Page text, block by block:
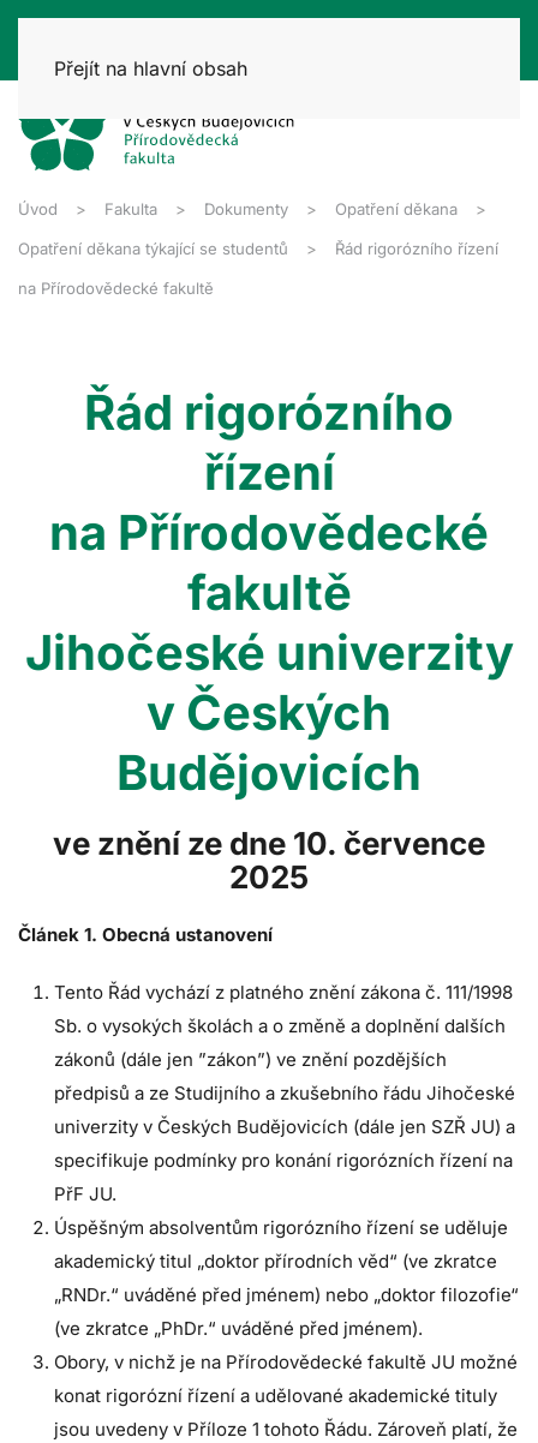
Přejít na hlavní obsah
Úvod Fakulta Dokumenty Opatření děkana
Opatření děkana týkající se studentů Řád rigorózního řízení
na Přírodovědecké fakultě
Řád rigorózního
řízení
na Přírodovědecké
fakultě
Jihočeské univerzity
v Českých
Budějovicích
ve znění ze dne 10. července
2025
Článek 1. Obecná ustanovení
Tento Řád vychází z platného znění zákona č. 111/1998
Sb. o vysokých školách a o změně a doplnění dalších
zákonů (dále jen ”zákon”) ve znění pozdějších
předpisů a ze Studijního a zkušebního řádu Jihočeské
univerzity v Českých Budějovicích (dále jen SZŘ JU) a
specifikuje podmínky pro konání rigorózních řízení na
PřF JU.
Úspěšným absolventům rigorózního řízení se uděluje
akademický titul „doktor přírodních věd“ (ve zkratce
„RNDr.“ uváděné před jménem) nebo „doktor filozofie“
(ve zkratce „PhDr.“ uváděné před jménem).
Obory, v nichž je na Přírodovědecké fakultě JU možné
konat rigorózní řízení a udělované akademické tituly
jsou uvedeny v Příloze 1 tohoto Řádu. Zároveň platí, že